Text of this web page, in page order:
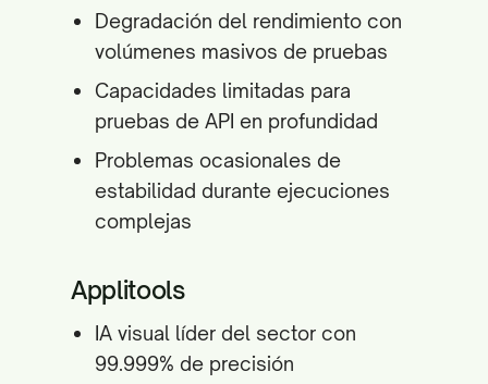
Degradación del rendimiento con
volúmenes masivos de pruebas
Capacidades limitadas para
pruebas de API en profundidad
Problemas ocasionales de
estabilidad durante ejecuciones
complejas
Applitools
IA visual líder del sector con
99.999% de precisión